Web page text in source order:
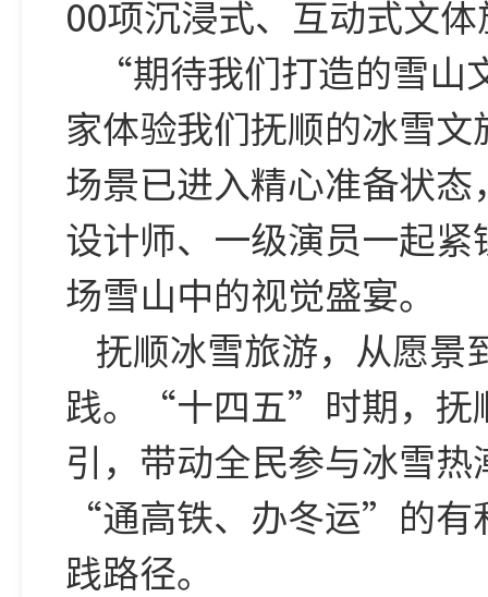
00项沉浸式、互动式文
“期待我们打造的雪
家体验我们抚顺的冰雪
场景已进入精心准备状态
设计师、一级演员一起
场雪山中的视觉盛宴。
抚顺冰雪旅游，从愿景
践。“十四五”时期，抚
引，带动全民参与冰雪热
“通高铁、办冬运”的有
践路径。